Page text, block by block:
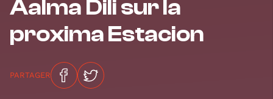
Aalma Dili sur la
proxima Estacion
PARTAGER